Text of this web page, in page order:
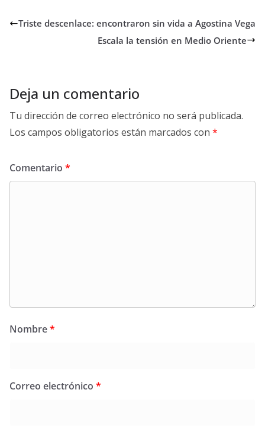
Triste descenlace: encontraron sin vida a Agostina Vega
Escala la tensión en Medio Oriente
Deja un comentario
Tu dirección de correo electrónico no será publicada.
Los campos obligatorios están marcados con *
Comentario *
Nombre*
Correo electrónico *